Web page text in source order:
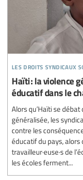
les droits syndicaux
Haïti : la violence
éducatif dans le
Alors qu’Haïti se débat
généralisée, les
contre les
éducatif du pays, alors
travailleur·euse·s de
les écoles ferment...